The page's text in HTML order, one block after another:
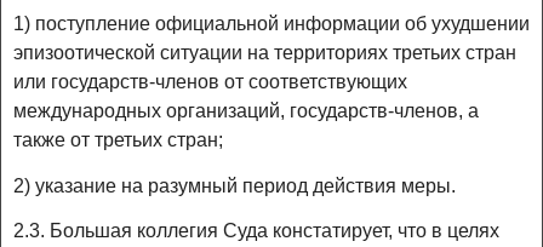
1) поступление официальной информации об ухудшении
эпизоотической ситуации на территориях третьих стран
или государств-членов от соответствующих
международных организаций, государств-членов, а
также от третьих стран;
2) указание на разумный период действия меры.
2.3. Большая коллегия Суда констатирует, что в целях